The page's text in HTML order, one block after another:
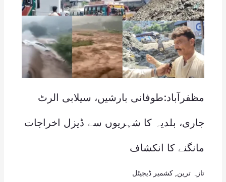
مظفرآباد:طوفانی بارشیں، سیلابی الرٹ
جاری، بلدیہ کا شہریوں سے ڈیزل اخراجات
مانگنے کا انکشاف
تازہ ترین کشمیر ڈیجیٹل